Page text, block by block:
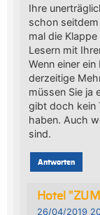
Ihre
schon seitdem
mal die
Lesern mit
Wenn einer
derzeitige
müssen Sie ja
gibt doch kein
haben. Auch
sind.
Antworten
Hotel
26/04/2019